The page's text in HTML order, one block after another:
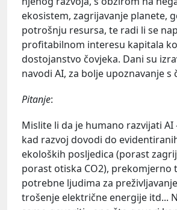
ekosistem, zagrijavanje planete,
potrošnju resursa, te radi li se
profitabilnom interesu kapitala
dostojanstvo čovjeka. Dani su
navodi AI, za bolje upoznavanje s
Pitanje:
Mislite li da je humano razvijati AI
kad razvoj dovodi do
ekoloških posljedica (porast
porast otiska CO2), prekomjerno
potrebne ljudima za
trošenje električne energije itd...